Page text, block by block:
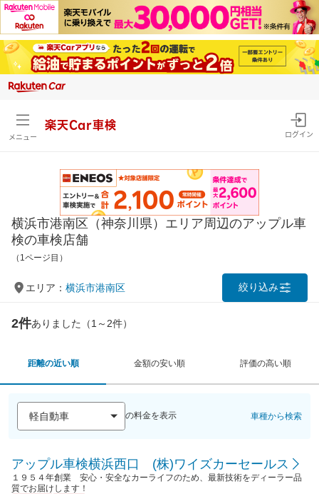
メニュー
楽天Car車検
ログイン
横浜市港南区（神奈川県）エリア周辺のアップル車
検の車検店舗
（1ページ目）
エリア： 横浜市港南区 絞り込み
2件ありました（1～2件）
距離の近い順 金額の安い順 評価の高い順
の料金を表示 車種から検索
アップル車検横浜西口 (株)ワイズカーセールス
１９５４年創業 安心・安全なカーライフのため、最新技術をディーラー品
質でお届けします！